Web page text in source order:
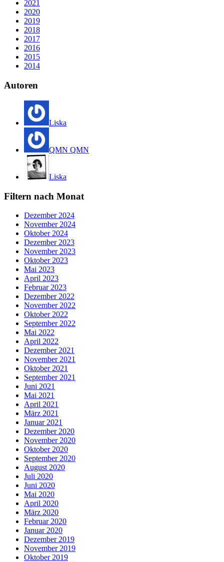
2021
2020
2019
2018
2017
2016
2015
2014
Autoren
Liska
QMN QMN
Liska
Filtern nach Monat
Dezember 2024
November 2024
Oktober 2024
Dezember 2023
November 2023
Oktober 2023
Mai 2023
April 2023
Februar 2023
Dezember 2022
November 2022
Oktober 2022
September 2022
Mai 2022
April 2022
Dezember 2021
November 2021
Oktober 2021
September 2021
Juni 2021
Mai 2021
April 2021
März 2021
Januar 2021
Dezember 2020
November 2020
Oktober 2020
September 2020
August 2020
Juli 2020
Juni 2020
Mai 2020
April 2020
März 2020
Februar 2020
Januar 2020
Dezember 2019
November 2019
Oktober 2019